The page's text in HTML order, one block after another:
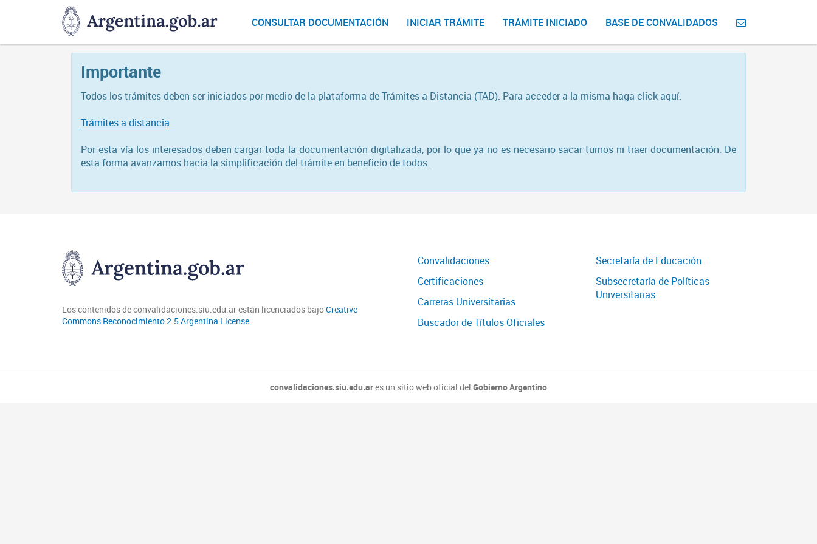
DNGU
Dirección
Nacional
de
Gestión
Universitaria
CONSULTAR DOCUMENTACIÓN INICIAR TRÁMITE TRÁMITE INICIADO BASE DE CONVALIDADOS
Importante
Todos los trámites deben ser iniciados por medio de la plataforma de Trámites a Distancia (TAD). Para acceder a la misma haga click aquí:
Trámites a distancia
Por esta vía los interesados deben cargar toda la documentación digitalizada, por lo que ya no es necesario sacar turnos ni traer documentación. De
esta forma avanzamos hacia la simplificación del trámite en beneficio de todos.
Los contenidos de convalidaciones.siu.edu.ar están licenciados bajoCreative
Commons Reconocimiento 2.5 Argentina License
Convalidaciones
Certificaciones
Carreras Universitarias
Buscador de Títulos Oficiales
Secretaría de Educación
Subsecretaría de Políticas
Universitarias
convalidaciones.siu.edu.ares un sitio web oficial del Gobierno Argentino